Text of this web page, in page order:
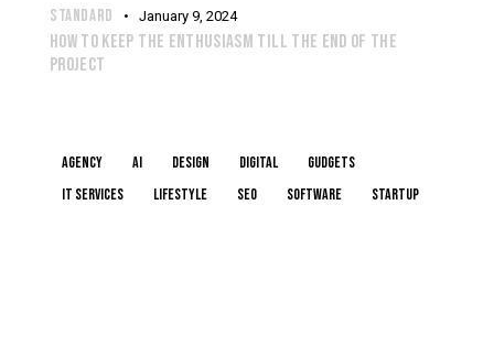
STANDARD January 9, 2024
HOW TO KEEP THE ENTHUSIASM TILL THE END OF THE
PROJECT
Agency AI Design Digital
Gudgets
IT services
Lifestyle Seo Software Startup